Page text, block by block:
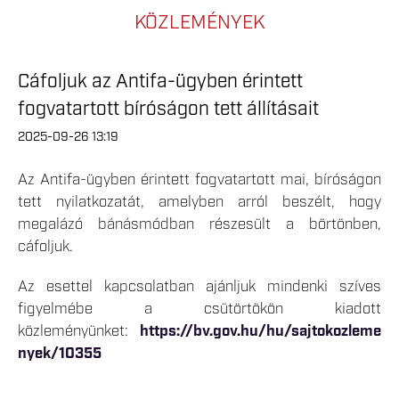
KÖZLEMÉNYEK
Cáfoljuk az Antifa-ügyben érintett
fogvatartott bíróságon tett állításait
2025-09-26 13:19
Az Antifa-ügyben érintett fogvatartott mai, bíróságon
tett nyilatkozatát, amelyben arról beszélt, hogy
megalázó bánásmódban részesült a börtönben,
cáfoljuk.
Az esettel kapcsolatban ajánljuk mindenki szíves
figyelmébe a csütörtökön kiadott
közleményünket: https://bv.gov.hu/hu/sajtokozleme
nyek/10355